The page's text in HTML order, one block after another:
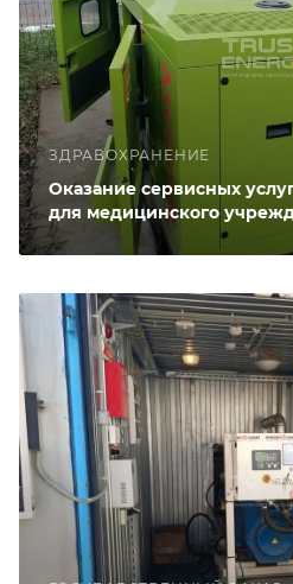
ЗДРАВОХРАНЕНИЕ
Оказание сервисных
для медицинского